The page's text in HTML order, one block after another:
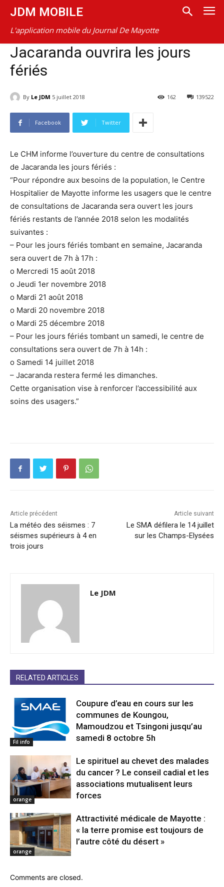
JDM MOBILE
L'application mobile du Journal De Mayotte
Jacaranda ouvrira les jours
fériés
By Le JDM 5 juillet 2018 139522
162
Facebook Twitter
Le CHM informe l’ouverture du centre de consultations
de Jacaranda les jours fériés :
“Pour répondre aux besoins de la population, le Centre
Hospitalier de Mayotte informe les usagers que le centre
de consultations de Jacaranda sera ouvert les jours
fériés restants de l’année 2018 selon les modalités
suivantes :
– Pour les jours fériés tombant en semaine, Jacaranda
sera ouvert de 7h à 17h :
o Mercredi 15 août 2018
o Jeudi 1er novembre 2018
o Mardi 21 août 2018
o Mardi 20 novembre 2018
o Mardi 25 décembre 2018
– Pour les jours fériés tombant un samedi, le centre de
consultations sera ouvert de 7h à 14h :
o Samedi 14 juillet 2018
– Jacaranda restera fermé les dimanches.
Cette organisation vise à renforcer l’accessibilité aux
soins des usagers.”
Article précédent
La météo des séismes : 7
séismes supérieurs à 4 en
trois jours
Article suivant
Le SMA défilera le 14 juillet
sur les Champs-Elysées
Le JDM
RELATED ARTICLES
Fil info
Coupure d’eau en cours sur les
communes de Koungou,
Mamoudzou et Tsingoni jusqu’au
samedi 8 octobre 5h
orange
Le spirituel au chevet des malades
du cancer ? Le conseil cadial et les
associations mutualisent leurs
forces
orange
Attractivité médicale de Mayotte :
« la terre promise est toujours de
l’autre côté du désert »
Comments are closed.